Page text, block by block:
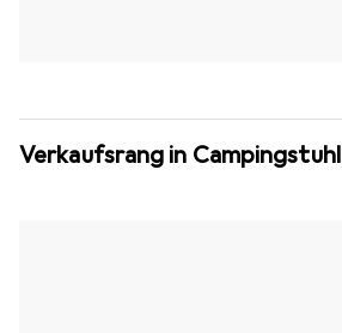
Verkaufsrang in Campingstuhl